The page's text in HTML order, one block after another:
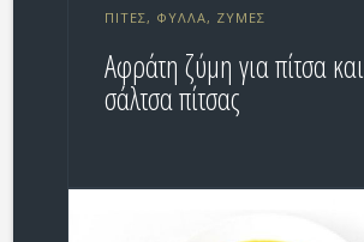
ΠΊΤΕΣ, ΦΎΛΛΑ, ΖΎΜΕΣ
Aφράτη ζύμη για πίτσα και
σάλτσα πίτσας